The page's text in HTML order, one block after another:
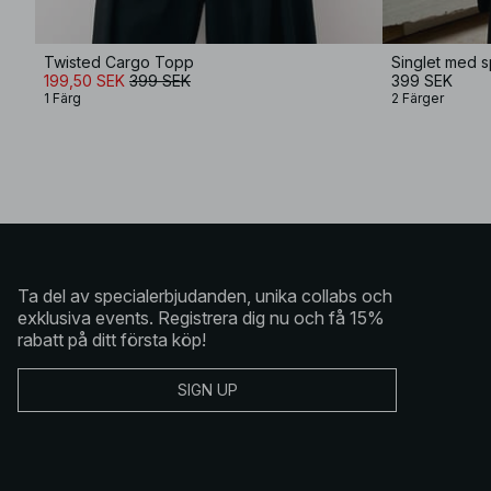
Twisted Cargo Topp
199,50 SEK 399 SEK
1 Färg
Singlet med
399 SEK
2 Färger
Ta del av specialerbjudanden, unika collabs och
exklusiva events. Registrera dig nu och få 15%
rabatt på ditt första köp!
SIGN UP